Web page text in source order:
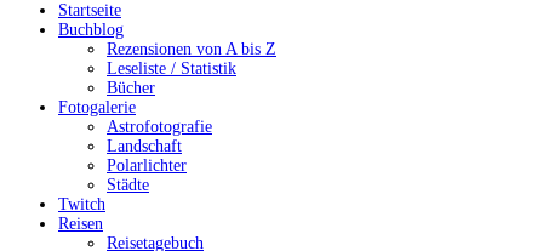
Startseite
Buchblog
Rezensionen von A bis Z
Leseliste / Statistik
Bücher
Fotogalerie
Astrofotografie
Landschaft
Polarlichter
Städte
Twitch
Reisen
Reisetagebuch